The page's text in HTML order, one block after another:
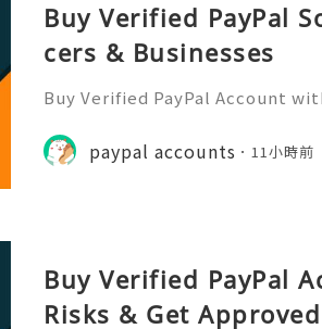
Buy Verified PayPal
cers & Businesses
Buy Verified PayPal Account
m: @BuySmmZone ✅ Skype:
paypal accounts 11小時前
Buy Verified PayPal
Risks & Get Approved